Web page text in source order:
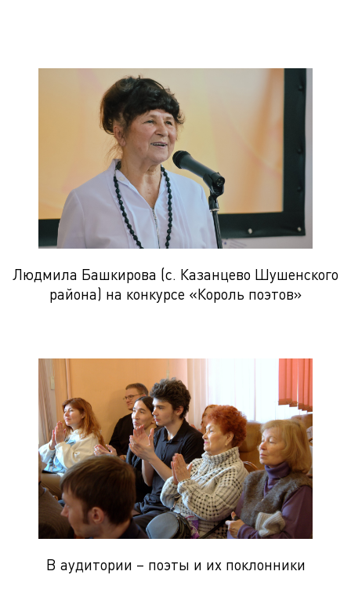
Людмила Башкирова (с. Казанцево Шушенского
района) на конкурсе «Король поэтов»
В аудитории – поэты и их поклонники